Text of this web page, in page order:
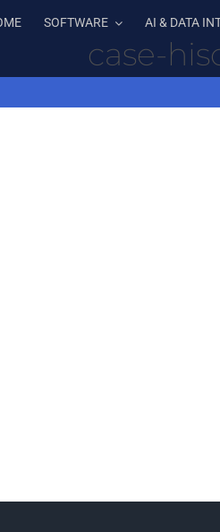
SOFTWARE AI & DATA
case-